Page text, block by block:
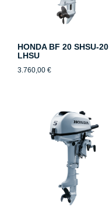
HONDA BF 20 SHSU-20
LHSU
3.760,00 €